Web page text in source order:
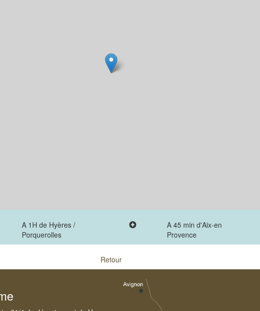
A 1H de Hyères /
Porquerolles
A 45 min d'Aix-en
Provence
Retour